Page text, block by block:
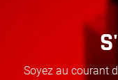
Soyez au courant